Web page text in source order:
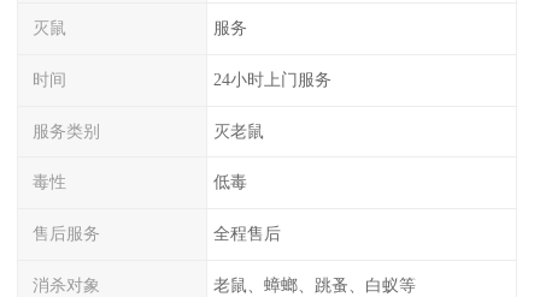
灭鼠 服务
时间 24小时上门服务
服务类别 灭老鼠
毒性 低毒
售后服务 全程售后
消杀对象 老鼠、蟑螂、跳蚤、白蚁等